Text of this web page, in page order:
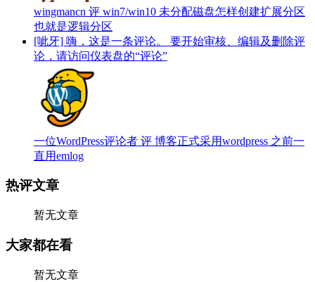
wingmancn 评 win7/win10 未分配磁盘怎样创建扩展分区
也就是逻辑分区
[呲牙] 嗨，这是一条评论。 要开始审核、编辑及删除评
论，请访问仪表盘的“评论”
一位WordPress评论者 评 博客正式采用wordpress 之前一
直用emlog
热评文章
暂无文章
大家都在看
暂无文章